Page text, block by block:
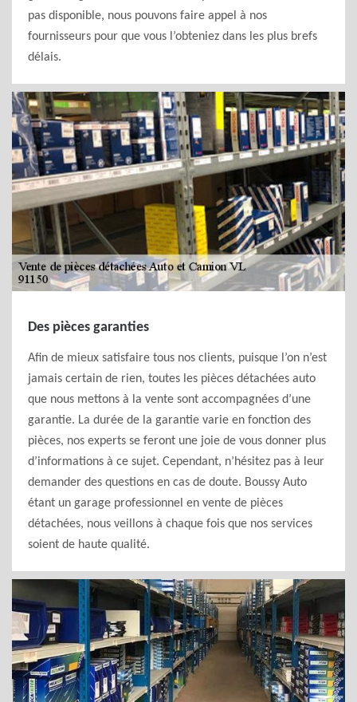
pas disponible, nous pouvons faire appel à nos
fournisseurs pour que vous l’obteniez dans les plus brefs
délais.
Des pièces garanties
Afin de mieux satisfaire tous nos clients, puisque l’on n’est
jamais certain de rien, toutes les pièces détachées auto
que nous mettons à la vente sont accompagnées d’une
garantie. La durée de la garantie varie en fonction des
pièces, nos experts se feront une joie de vous donner plus
d’informations à ce sujet. Cependant, n’hésitez pas à leur
demander des questions en cas de doute. Boussy Auto
étant un garage professionnel en vente de pièces
détachées, nous veillons à chaque fois que nos services
soient de haute qualité.